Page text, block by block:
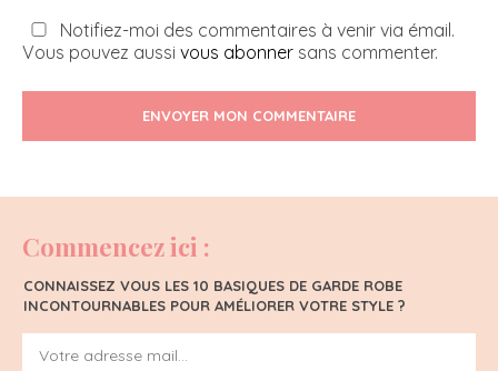
Notifiez-moi des commentaires à venir via émail.
Vous pouvez aussi vous abonner sans commenter.
ENVOYER MON COMMENTAIRE
Commencez ici :
CONNAISSEZ VOUS LES 10 BASIQUES DE GARDE ROBE
INCONTOURNABLES POUR AMÉLIORER VOTRE STYLE ?